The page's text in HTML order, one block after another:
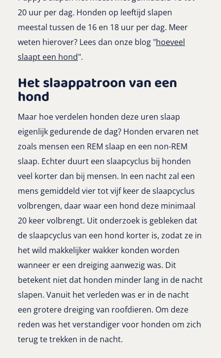
20 uur per dag. Honden op leeftijd slapen
meestal tussen de 16 en 18 uur per dag. Meer
weten hierover? Lees dan onze blog "hoeveel
slaapt een hond".
Het slaappatroon van een
hond
Maar hoe verdelen honden deze uren slaap
eigenlijk gedurende de dag? Honden ervaren net
zoals mensen een REM slaap en een non-REM
slaap. Echter duurt een slaapcyclus bij honden
veel korter dan bij mensen. In een nacht zal een
mens gemiddeld vier tot vijf keer de slaapcyclus
volbrengen, daar waar een hond deze minimaal
20 keer volbrengt. Uit onderzoek is gebleken dat
de slaapcyclus van een hond korter is, zodat ze in
het wild makkelijker wakker konden worden
wanneer er een dreiging aanwezig was. Dit
betekent niet dat honden minder lang in de nacht
slapen. Vanuit het verleden was er in de nacht
een grotere dreiging van roofdieren. Om deze
reden was het verstandiger voor honden om zich
terug te trekken in de nacht.